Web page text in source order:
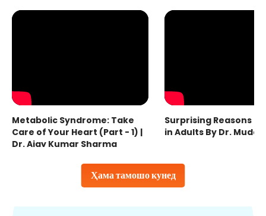
Ҳама тамошо кунед
Metabolic Syndrome: Take
Care of Your Heart (Part - 1) |
Dr. Ajay Kumar Sharma
Surprising Reasons
in Adults By Dr.